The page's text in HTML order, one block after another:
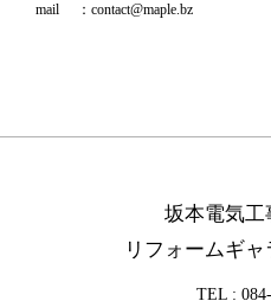
mail ：contact@maple.bz
坂本電気工
リフォームギ
TEL :